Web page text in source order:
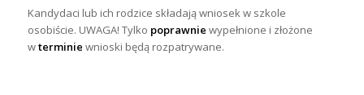
Kandydaci lub ich rodzice składają wniosek w szkole
osobiście. UWAGA! Tylko poprawnie wypełnione i złożone
wterminie wnioski będą rozpatrywane.